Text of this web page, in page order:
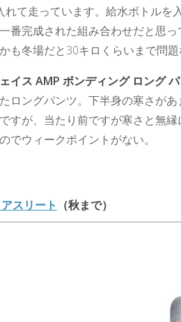
れて走っています。給水ボトルを
番完成された組み合わせだと思
も冬場だと30キロくらいまで問題
イス AMP ボンディング ロング
ロングパンツ。下半身の寒さが
すが、当たり前ですが寒さと無
でウィークポイントがない。
スリート （秋まで）